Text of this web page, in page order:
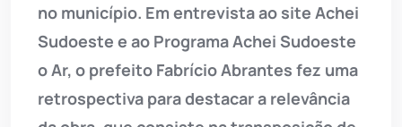
no município. Em entrevista ao site Achei
Sudoeste e ao Programa Achei Sudoeste
o Ar, o prefeito Fabrício Abrantes fez uma
retrospectiva para destacar a relevância